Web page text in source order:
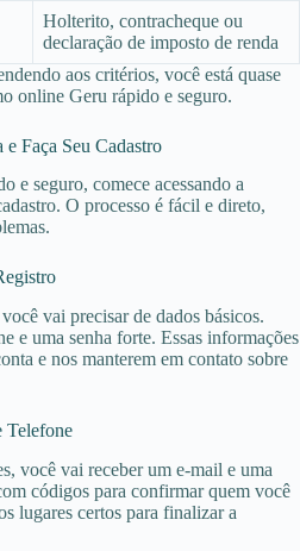
Holterito, contracheque ou
declaração de imposto de renda
aos critérios, você está quase
online Geru rápido e seguro.
e Faça Seu Cadastro
e seguro, comece acessando a
O processo é fácil e direto,
vai precisar de dados básicos.
e uma senha forte. Essas informações
e nos manterem em contato sobre
Telefone
você vai receber um e-mail e uma
códigos para confirmar quem você
lugares certos para finalizar a